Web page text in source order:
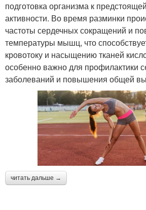
подготовка организма к
активности. Во время разминки
частоты сердечных сокращений и
температуры мышц, что
кровотоку и насыщению тканей
особенно важно для профилактики
заболеваний и повышения общей
читать дальше →